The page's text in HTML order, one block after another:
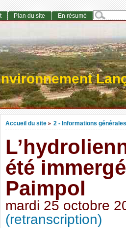
Accueil du site > 2 - Informations générales
été
Paimpol
mardi 25 octobre
(retranscription)
Plan du site En résumé